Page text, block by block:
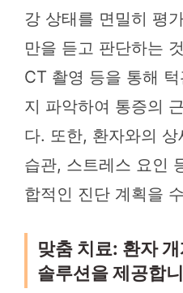
강 상태를 면밀히 평
만을 듣고 판단하는
CT 촬영 등을 통해
지 파악하여 통증의
다. 또한, 환자와의
습관, 스트레스 요인
합적인 진단 계획을
맞춤 치료: 환자
솔루션을 제공합